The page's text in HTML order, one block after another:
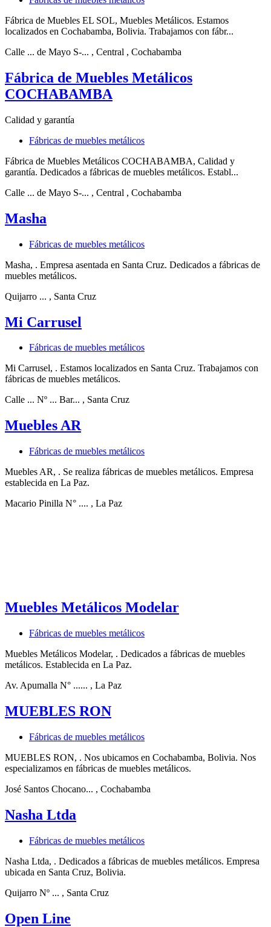
Fábrica de Muebles EL SOL, Muebles Metálicos. Estamos
localizados en Cochabamba, Bolivia. Trabajamos con fábr...
Calle ... de Mayo S-... , Central , Cochabamba
Fábrica de Muebles Metálicos
COCHABAMBA
Calidad y garantía
Fábricas de muebles metálicos
Fábrica de Muebles Metálicos COCHABAMBA, Calidad y
garantía. Dedicados a fábricas de muebles metálicos. Establ...
Calle ... de Mayo S-... , Central , Cochabamba
Masha
Fábricas de muebles metálicos
Masha, . Empresa asentada en Santa Cruz. Dedicados a fábricas de
muebles metálicos.
Quijarro ... , Santa Cruz
Mi Carrusel
Fábricas de muebles metálicos
Mi Carrusel, . Estamos localizados en Santa Cruz. Trabajamos con
fábricas de muebles metálicos.
Calle ... Nº ... Bar... , Santa Cruz
Muebles AR
Fábricas de muebles metálicos
Muebles AR, . Se realiza fábricas de muebles metálicos. Empresa
establecida en La Paz.
Macario Pinilla N° .... , La Paz
Muebles Metálicos Modelar
Fábricas de muebles metálicos
Muebles Metálicos Modelar, . Dedicados a fábricas de muebles
metálicos. Establecida en La Paz.
Av. Apumalla N° ...... , La Paz
MUEBLES RON
Fábricas de muebles metálicos
MUEBLES RON, . Nos ubicamos en Cochabamba, Bolivia. Nos
especializamos en fábricas de muebles metálicos.
José Santos Chocano... , Cochabamba
Nasha Ltda
Fábricas de muebles metálicos
Nasha Ltda, . Dedicados a fábricas de muebles metálicos. Empresa
ubicada en Santa Cruz, Bolivia.
Quijarro Nº ... , Santa Cruz
Open Line